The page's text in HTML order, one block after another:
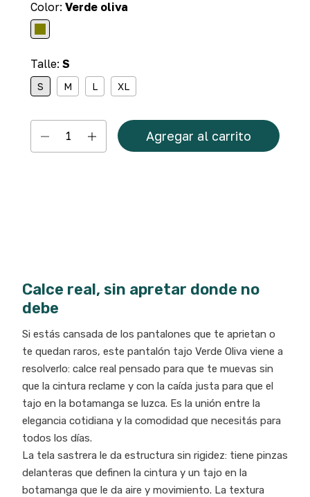
Color: Verde oliva
Talle: S
S M L XL
Calce real, sin apretar donde no
debe
Si estás cansada de los pantalones que te aprietan o
te quedan raros, este pantalón tajo Verde Oliva viene a
resolverlo: calce real pensado para que te muevas sin
que la cintura reclame y con la caída justa para que el
tajo en la botamanga se luzca. Es la unión entre la
elegancia cotidiana y la comodidad que necesitás para
todos los días.
La tela sastrera le da estructura sin rigidez: tiene pinzas
delanteras que definen la cintura y un tajo en la
botamanga que le da aire y movimiento. La textura